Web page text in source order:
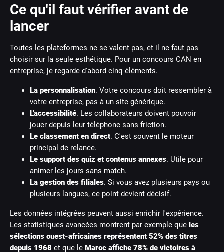
Ce qu'il faut vérifier avant de
lancer
Toutes les plateformes ne se valent pas, et il ne faut pas
choisir sur la seule esthétique. Pour un concours CAN en
entreprise, je regarde d'abord cinq éléments.
La personnalisation. Votre concours doit ressembler à
votre entreprise, pas à un site générique.
L'accessibilité. Les collaborateurs doivent pouvoir
jouer depuis leur téléphone sans friction.
Le classement en direct. C'est souvent le moteur
principal de relance.
Le support des quiz et contenus annexes. Utile pour
animer les jours sans match.
La gestion des filiales. Si vous avez plusieurs pays ou
plusieurs langues, ce point devient décisif.
Les données intégrées peuvent aussi enrichir l'expérience.
Les statistiques avancées montrent par exemple que les
sélections ouest-africaines représentent 52% des titres
depuis 1968 et que le Maroc affiche 78% de victoires à